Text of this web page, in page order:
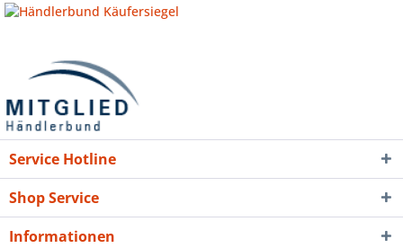
Service Hotline
Shop Service
Informationen